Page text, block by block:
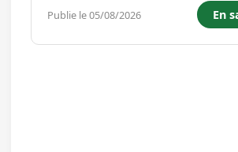
des solutions adaptées. - Garantir
des clients. - Contribuer au succès
- Assurer l'...
Publie le 05/08/2026 En